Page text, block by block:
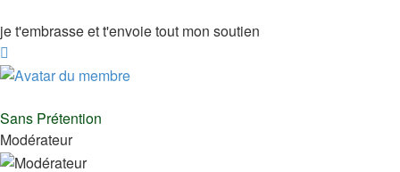
je t'embrasse et t'envoie tout mon soutien
Sans Prétention
Modérateur